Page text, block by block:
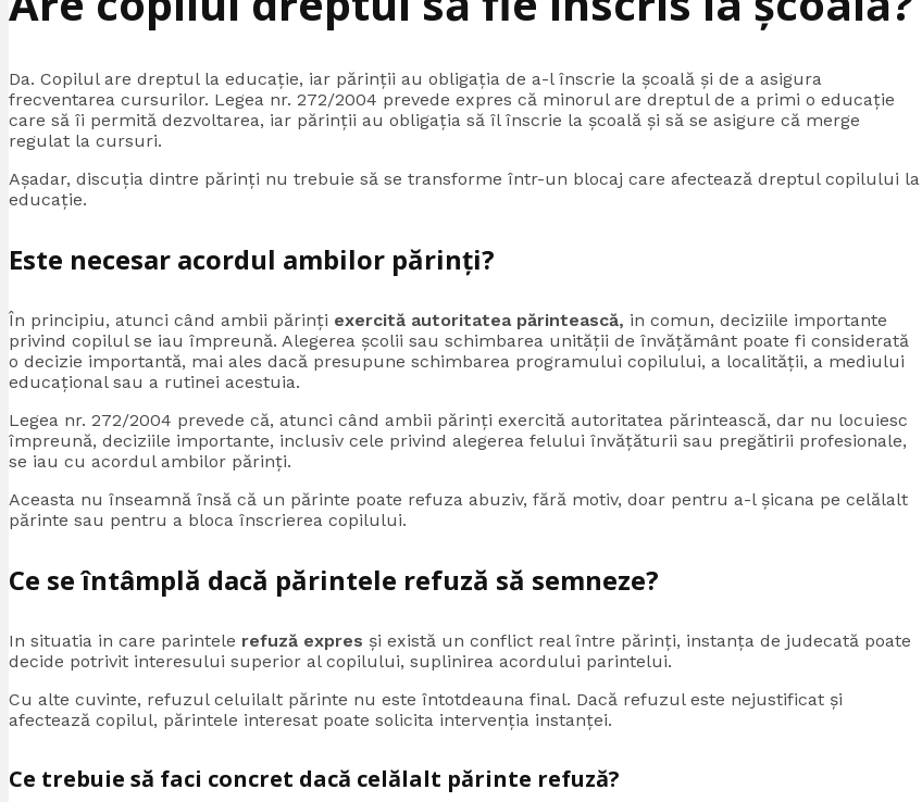
Da. Copilul are dreptul la educație, iar părinții au obligația de a-l înscrie la școală și de a asigura
frecventarea cursurilor. Legea nr. 272/2004 prevede expres că minorul are dreptul de a primi o educație
care să îi permită dezvoltarea, iar părinții au obligația să îl înscrie la școală și să se asigure că merge
regulat la cursuri.
Așadar, discuția dintre părinți nu trebuie să se transforme într-un blocaj care afectează dreptul copilului la
educație.
Este necesar acordul ambilor părinți?
În principiu, atunci când ambii părinți exercită autoritatea părintească, in comun, deciziile importante
privind copilul se iau împreună. Alegerea școlii sau schimbarea unității de învățământ poate fi considerată
o decizie importantă, mai ales dacă presupune schimbarea programului copilului, a localității, a mediului
educațional sau a rutinei acestuia.
Legea nr. 272/2004 prevede că, atunci când ambii părinți exercită autoritatea părintească, dar nu locuiesc
împreună, deciziile importante, inclusiv cele privind alegerea felului învățăturii sau pregătirii profesionale,
se iau cu acordul ambilor părinți.
Aceasta nu înseamnă însă că un părinte poate refuza abuziv, fără motiv, doar pentru a-l șicana pe celălalt
părinte sau pentru a bloca înscrierea copilului.
Ce se întâmplă dacă părintele refuză să semneze?
In situatia in care parintele refuză expres și există un conflict real între părinți, instanța de judecată poate
decide potrivit interesului superior al copilului, suplinirea acordului parintelui.
Cu alte cuvinte, refuzul celuilalt părinte nu este întotdeauna final. Dacă refuzul este nejustificat și
afectează copilul, părintele interesat poate solicita intervenția instanței.
Ce trebuie să faci concret dacă celălalt părinte refuză?